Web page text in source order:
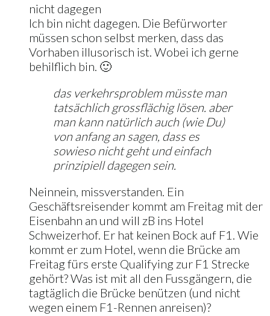
nicht dagegen
Ich bin nicht dagegen. Die Befürworter
müssen schon selbst merken, dass das
Vorhaben illusorisch ist. Wobei ich gerne
behilflich bin. 🙂
das verkehrsproblem müsste man
tatsächlich grossflächig lösen. aber
man kann natürlich auch (wie Du)
von anfang an sagen, dass es
sowieso nicht geht und einfach
prinzipiell dagegen sein.
Neinnein, missverstanden. Ein
Geschäftsreisender kommt am Freitag mit der
Eisenbahn an und will zB ins Hotel
Schweizerhof. Er hat keinen Bock auf F1. Wie
kommt er zum Hotel, wenn die Brücke am
Freitag fürs erste Qualifying zur F1 Strecke
gehört? Was ist mit all den Fussgängern, die
tagtäglich die Brücke benützen (und nicht
wegen einem F1-Rennen anreisen)?